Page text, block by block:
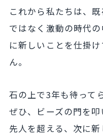
これから私たちは、
ではなく 激動の時代
に新しいことを仕掛
ん。
石の上で3年も待って
ぜひ、ビーズの門を叩
先人を超える、次に